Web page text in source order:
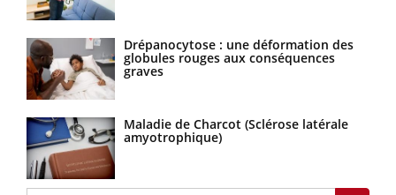
Drépanocytose : une déformation des
globules rouges aux conséquences
graves
Maladie de Charcot (Sclérose latérale
amyotrophique)